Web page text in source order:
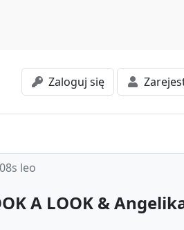
Zaloguj się
leo
A LOOK &